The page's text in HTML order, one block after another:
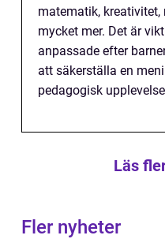
matematik,
mycket mer. Det är
anpassade efter
att säkerställa en
pedagogisk
Läs
Fler nyheter